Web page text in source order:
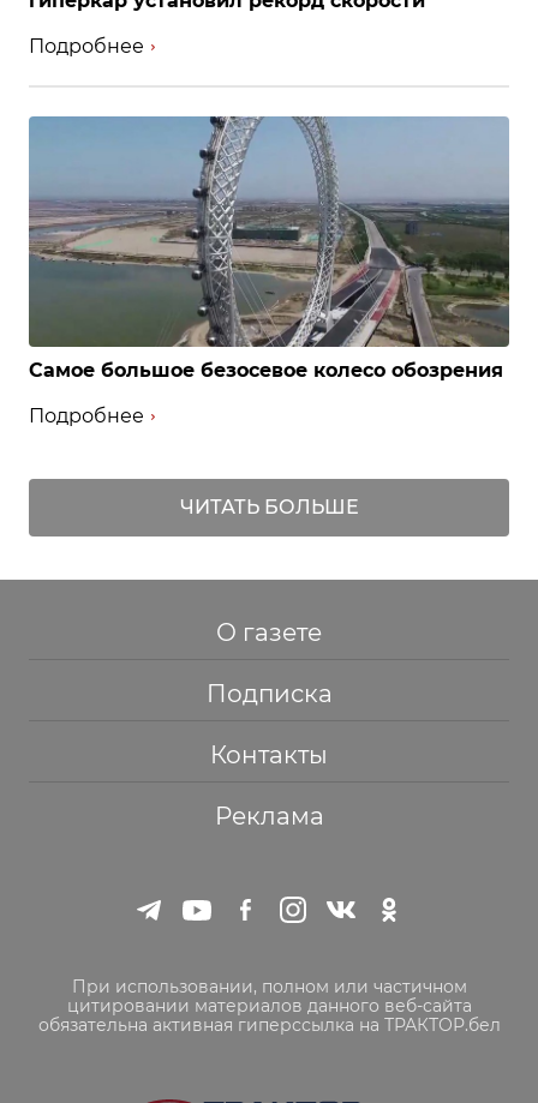
Подробнее
Самое большое безосевое колесо обозрения
Подробнее
ЧИТАТЬ БОЛЬШЕ
О газете
Подписка
Контакты
Реклама
При использовании, полном или частичном
цитировании материалов данного веб-сайта
обязательна активная гиперссылка на ТРАКТОР.бел